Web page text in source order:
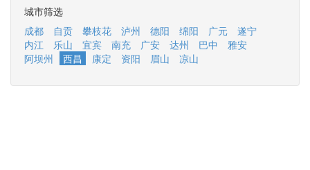
城市筛选
成都
自贡 攀枝花 泸州 德阳 绵阳 广元
遂宁
内江
乐山 宜宾 南充 广安 达州 巴中
雅安
阿坝州
西昌 康定 资阳 眉山 凉山